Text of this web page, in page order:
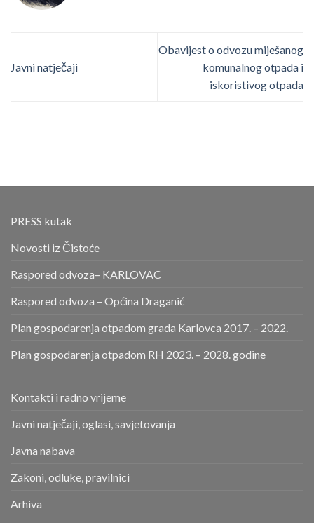
Javni natječaji
Obavijest o odvozu miješanog
komunalnog otpada i
iskoristivog otpada
PRESS kutak
Novosti iz Čistoće
Raspored odvoza– KARLOVAC
Raspored odvoza – Općina Draganić
Plan gospodarenja otpadom grada Karlovca 2017. – 2022.
Plan gospodarenja otpadom RH 2023. – 2028. godine
Kontakti i radno vrijeme
Javni natječaji, oglasi, savjetovanja
Javna nabava
Zakoni, odluke, pravilnici
Arhiva